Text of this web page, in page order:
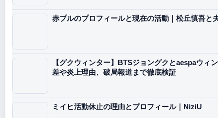
赤プルのプロフィールと現在の活動｜松丘慎吾と
【グクウィンター】BTSジョングクとaespaウィ
差や炎上理由、破局報道まで徹底検証
ミイヒ活動休止の理由とプロフィール｜NiziU